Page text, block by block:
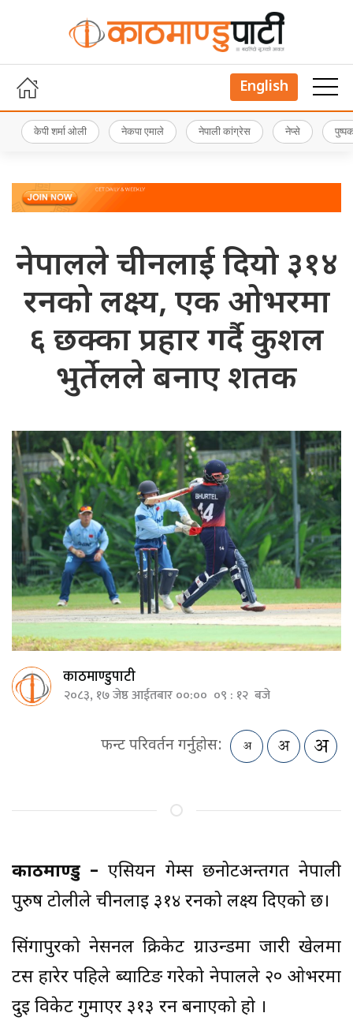
English
केपी शर्मा ओली नेकपा एमाले नेपाली कांग्रेस नेप्से
नेपालले चीनलाई दियो ३१४
रनको लक्ष्य, एक ओभरमा
६ छक्का प्रहार गर्दै कुशल
भुर्तेलले बनाए शतक
काठमाण्डुपाटी
२०८३, १७ जेष्ठ आईतबार ००:०० ०९ : १२ बजे
फन्ट परिवर्तन गर्नुहोस:
काठमाण्डु –एसियन गेम्स छनोटअन्तर्गत नेपाली
पुरुष टोलीले चीनलाई ३१४ रनको लक्ष्य दिएको छ।
सिंगापुरको नेसनल क्रिकेट ग्राउन्डमा जारी खेलमा
टस हारेर पहिले ब्याटिङ गरेको नेपालले २० ओभरमा
दुई विकेट गुमाएर ३१३ रन बनाएको हो ।